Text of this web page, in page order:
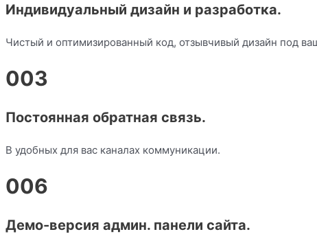
Индивидуальный дизайн и разработка.
Чистый и оптимизированный код, отзывчивый дизайн под
003
Постоянная обратная связь.
В удобных для вас каналах коммуникации.
006
Демо-версия админ. панели сайта.